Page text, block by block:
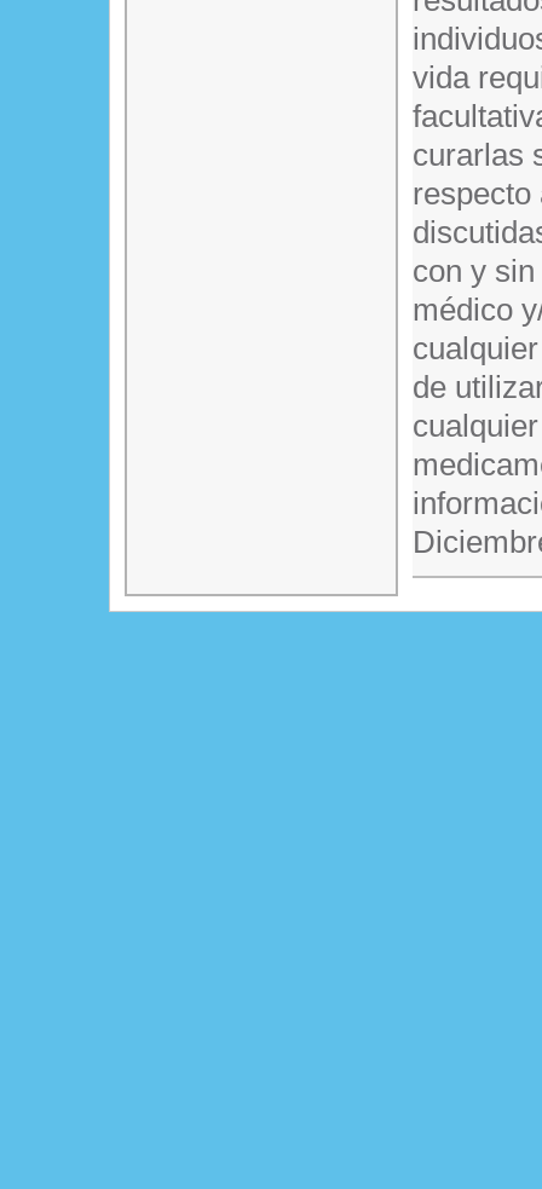
vida
curarlas
respecto
con y
médico
de